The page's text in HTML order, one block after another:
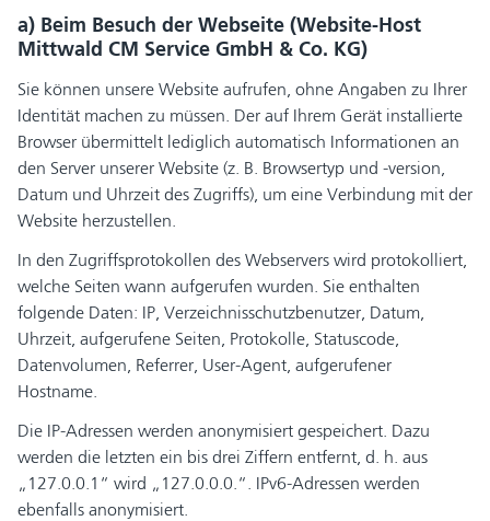
a) Beim Besuch der Webseite (Website-Host
Mittwald CM Service GmbH & Co. KG)
Sie können unsere Website aufrufen, ohne Angaben zu Ihrer
Identität machen zu müssen. Der auf Ihrem Gerät installierte
Browser übermittelt lediglich automatisch Informationen an
den Server unserer Website (z. B. Browsertyp und -version,
Datum und Uhrzeit des Zugriffs), um eine Verbindung mit der
Website herzustellen.
In den Zugriffsprotokollen des Webservers wird protokolliert,
welche Seiten wann aufgerufen wurden. Sie enthalten
folgende Daten: IP, Verzeichnisschutzbenutzer, Datum,
Uhrzeit, aufgerufene Seiten, Protokolle, Statuscode,
Datenvolumen, Referrer, User-Agent, aufgerufener
Hostname.
Die IP-Adressen werden anonymisiert gespeichert. Dazu
werden die letzten ein bis drei Ziffern entfernt, d. h. aus
„127.0.0.1“ wird „127.0.0.0.“. IPv6-Adressen werden
ebenfalls anonymisiert.